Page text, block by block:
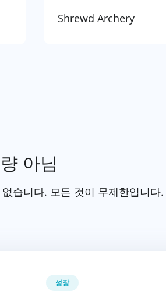
Shrewd Archery
아님
습니다. 모든 것이 무제한입니다.
성장